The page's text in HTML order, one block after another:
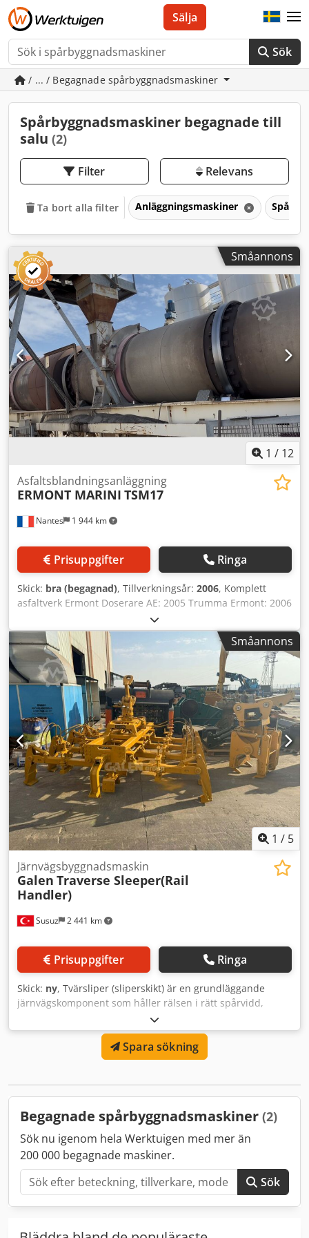
Sök
Sälja
/ ... / Begagnade spårbyggnadsmaskiner
Spårbyggnadsmaskiner begagnade till
salu (2)
Filter Relevans
Ta bort alla filter Anläggningsmaskiner
Småannons
1 / 12
Nantes 1 944 km
Asfaltsblandningsanläggning
ERMONT MARINI TSM17
Prisuppgifter Ringa
Skick: bra (begagnad), Tillverkningsår: 2006, Komplett
asfaltverk Ermont Doserare AE: 2005 Trumma Ermont: 2006
Styrplats ERMIS: 2011 Credpfxexuwuro Albef Kapacitet: 170
ton/timme
Småannons
1 / 5
Susuz 2 441 km
Järnvägsbyggnadsmaskin
Galen Traverse Sleeper(Rail
Handler)
Prisuppgifter Ringa
Skick: ny, Tvärsliper (sliperskikt) är en grundläggande
järnvägskomponent som håller rälsen i rätt spårvidd,
fördelar belastningen jämnt och säkerställer spårstabilitet.
Crsdpfx Ajw Nrxiolbof
Spara sökning
Begagnade spårbyggnadsmaskiner (2)
Sök nu igenom hela Werktuigen med mer än
200 000 begagnade maskiner.
Sök